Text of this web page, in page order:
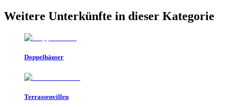
Weitere Unterkünfte in dieser Kategorie
Doppelhäuser
Terrassenvillen